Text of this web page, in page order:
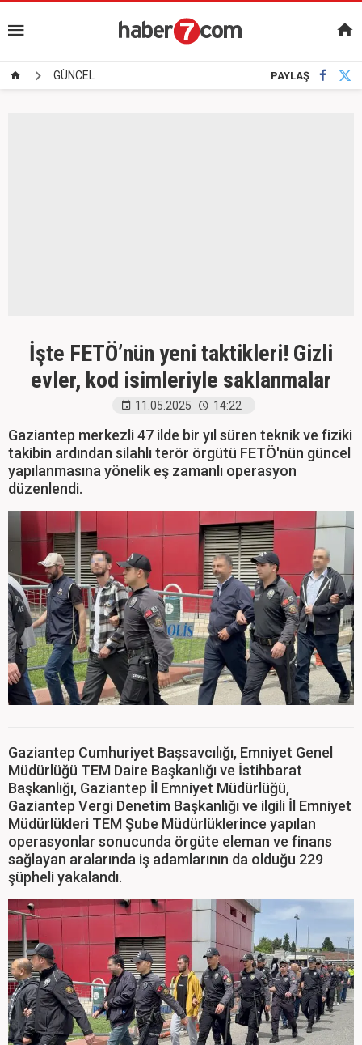
GÜNCEL PAYLAŞ
İşte FETÖ’nün yeni taktikleri! Gizli
evler, kod isimleriyle saklanmalar
11.05.2025 14:22
Gaziantep merkezli 47 ilde bir yıl süren teknik ve fiziki
takibin ardından silahlı terör örgütü FETÖ'nün güncel
yapılanmasına yönelik eş zamanlı operasyon
düzenlendi.
Gaziantep Cumhuriyet Başsavcılığı, Emniyet Genel
Müdürlüğü TEM Daire Başkanlığı ve İstihbarat
Başkanlığı, Gaziantep İl Emniyet Müdürlüğü,
Gaziantep Vergi Denetim Başkanlığı ve ilgili İl Emniyet
Müdürlükleri TEM Şube Müdürlüklerince yapılan
operasyonlar sonucunda örgüte eleman ve finans
sağlayan aralarında iş adamlarının da olduğu 229
şüpheli yakalandı.